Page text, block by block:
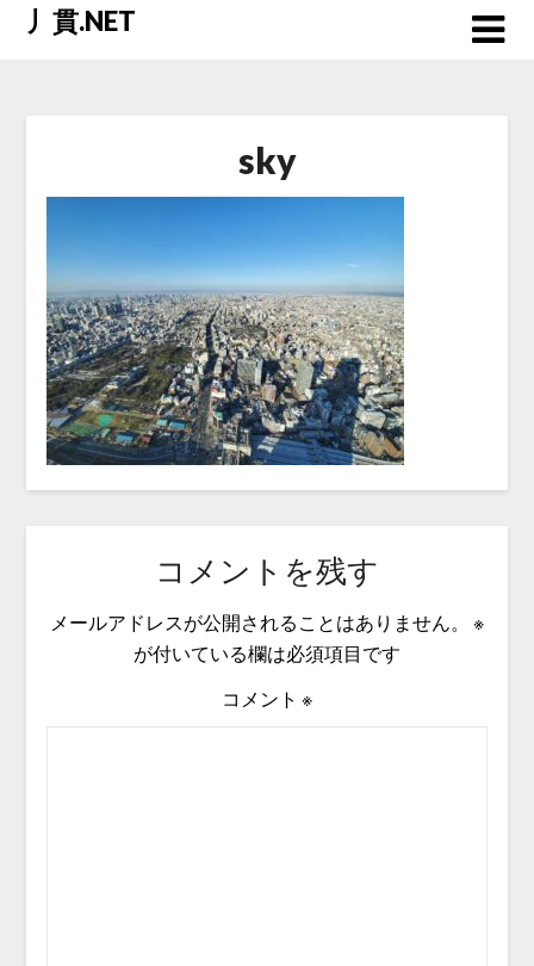
Skip丿貫.NET
sky
コメントを残す
メールアドレスが公開されることはありません。
※
が付いている欄は必須項目です
コメント ※